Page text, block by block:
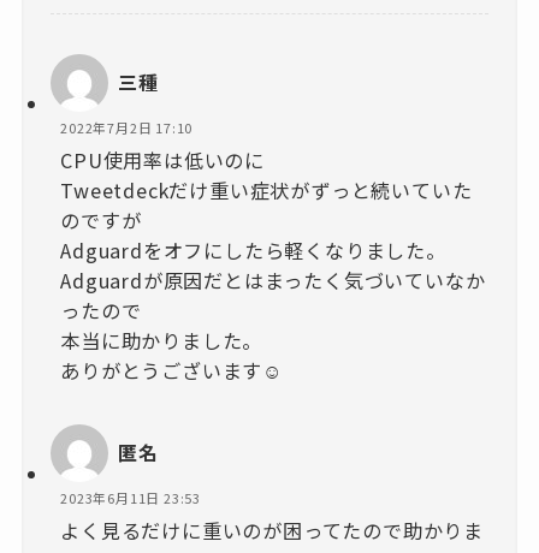
三種
2022年7月2日 17:10
CPU使用率は低いのに
Tweetdeckだけ重い症状がずっと続いていた
のですが
Adguardをオフにしたら軽くなりました。
Adguardが原因だとはまったく気づいていなか
ったので
本当に助かりました。
ありがとうございます☺
匿名
2023年6月11日 23:53
よく見るだけに重いのが困ってたので助かりま